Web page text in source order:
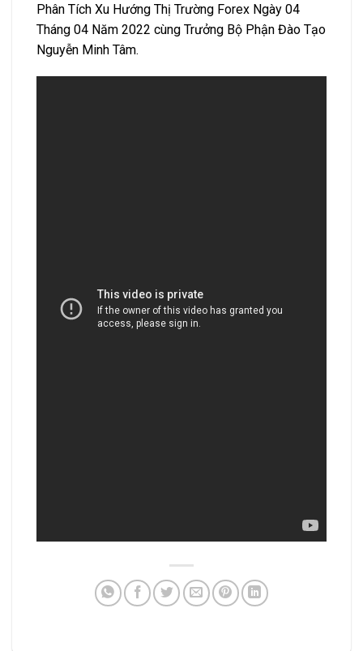
Phân Tích Xu Hướng Thị Trường Forex Ngày 04
Tháng 04 Năm 2022 cùng Trưởng Bộ Phận Đào Tạo
Nguyễn Minh Tâm.